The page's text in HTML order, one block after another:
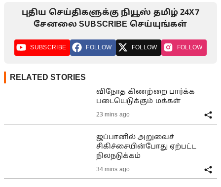
புதிய செய்திகளுக்கு நியூஸ் தமிழ் 24X7
சேனலை SUBSCRIBE செய்யுங்கள்
SUBSCRIBE FOLLOW FOLLOW FOLLOW
RELATED STORIES
விநோத கிணற்றை பார்க்க
படையெடுக்கும் மக்கள்
23 mins ago
ஜப்பானில் அறுவைச்
சிகிச்சையின்போது ஏற்பட்ட
நிலநடுக்கம்
34 mins ago